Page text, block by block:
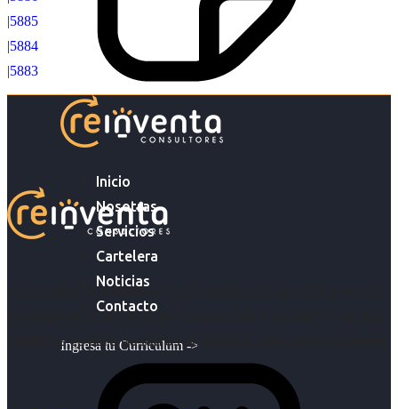
Inicio
Nosotras
Servicios
Cartelera
Noticias
Contacto
Ingresa tu Curriculum ->
|5885
|5884
|5883
Acompañar a empresas en su gestión de capital humano y
acompañar a personas en la búsqueda y encuentro de sus
objetivos es para nosotros un trabajo, pero antes un placer.